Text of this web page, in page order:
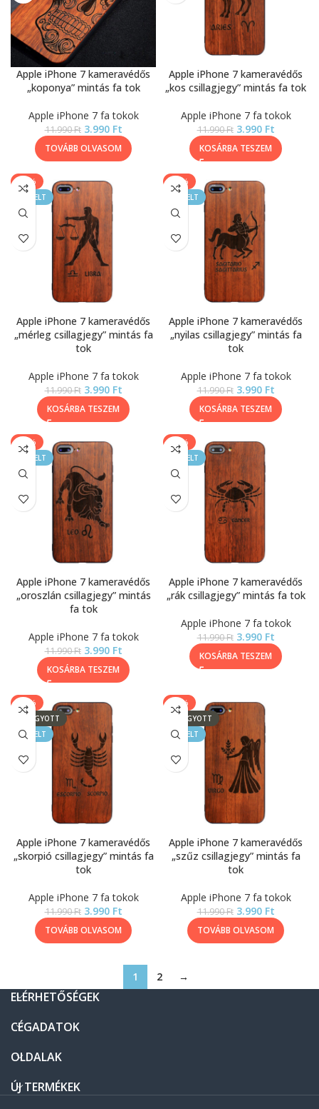
Apple iPhone 7 kameravédős
„koponya” mintás fa tok
Apple iPhone 7 fa tokok
11.990Ft 3.990 Ft
TOVÁBB OLVASOM
Apple iPhone 7 kameravédős
„kos csillagjegy” mintás fa tok
Apple iPhone 7 fa tokok
11.990Ft 3.990 Ft
KOSÁRBA TESZEM
-67%
KIEMELT
Apple iPhone 7 kameravédős
„mérleg csillagjegy” mintás fa
tok
Apple iPhone 7 fa tokok
11.990Ft 3.990 Ft
KOSÁRBA TESZEM
-67%
KIEMELT
Apple iPhone 7 kameravédős
„nyilas csillagjegy” mintás fa
tok
Apple iPhone 7 fa tokok
11.990Ft 3.990 Ft
KOSÁRBA TESZEM
-67%
KIEMELT
Apple iPhone 7 kameravédős
„oroszlán csillagjegy” mintás
fa tok
Apple iPhone 7 fa tokok
11.990Ft 3.990 Ft
KOSÁRBA TESZEM
-67%
KIEMELT
Apple iPhone 7 kameravédős
„rák csillagjegy” mintás fa tok
Apple iPhone 7 fa tokok
11.990Ft 3.990 Ft
KOSÁRBA TESZEM
-67%
ELFOGYOTT
KIEMELT
Apple iPhone 7 kameravédős
„skorpió csillagjegy” mintás fa
tok
Apple iPhone 7 fa tokok
11.990Ft 3.990 Ft
TOVÁBB OLVASOM
-67%
ELFOGYOTT
KIEMELT
Apple iPhone 7 kameravédős
„szűz csillagjegy” mintás fa
tok
Apple iPhone 7 fa tokok
11.990Ft 3.990 Ft
TOVÁBB OLVASOM
1 2 →
ELÉRHETŐSÉGEK
CÉGADATOK
OLDALAK
ÚJ TERMÉKEK